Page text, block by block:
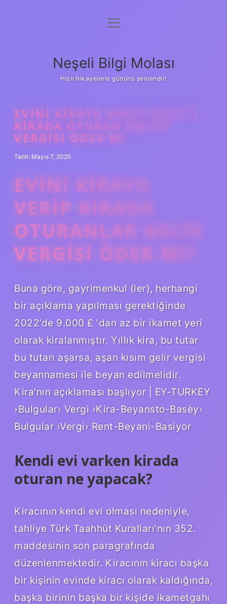
Anasayfa
Yasal Uyarı
menüyü
Neşeli Bilgi Molası
Hızlı hikayelerle gününü şenlendir!
EVINI KIRAYA VERIP KENDISI
KIRADA OTURAN EMLAK
VERGISI ÖDER MI
Tarih: Mayıs 7, 2025
EVINI KIRAYA
VERIP KIRADA
OTURANLAR GELIR
VERGISI ÖDER MI?
Buna göre, gayrimenkul (ler), herhangi
bir açıklama yapılması gerektiğinde
2022’de 9.000 £ ‘dan az bir ikamet yeri
olarak kiralanmıştır. Yıllık kira, bu tutar
bu tutarı aşarsa, aşan kısım gelir vergisi
beyannamesi ile beyan edilmelidir.
Kira’nın açıklaması başlıyor | EY-TURKEY
›Bulgular› Vergi ›Kira-Beyansto-Basèy›
Bulgular ›Vergi› Rent-Beyani-Basiyor
Kendi evi varken kirada
oturan ne yapacak?
Kiracının kendi evi olması nedeniyle,
tahliye Türk Taahhüt Kuralları’nın 352.
maddesinin son paragrafında
düzenlenmektedir. Kiracının kiracı başka
bir kişinin evinde kiracı olarak kaldığında,
başka birinin başka bir kişide ikametgahı